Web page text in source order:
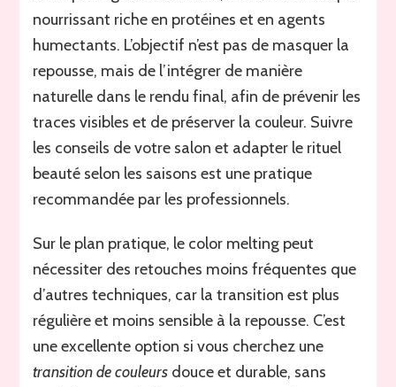
nourrissant riche en protéines et en agents
humectants. L’objectif n’est pas de masquer la
repousse, mais de l’intégrer de manière
naturelle dans le rendu final, afin de prévenir les
traces visibles et de préserver la couleur. Suivre
les conseils de votre salon et adapter le rituel
beauté selon les saisons est une pratique
recommandée par les professionnels.
Sur le plan pratique, le color melting peut
nécessiter des retouches moins fréquentes que
d’autres techniques, car la transition est plus
régulière et moins sensible à la repousse. C’est
une excellente option si vous cherchez une
transition de couleurs douce et durable, sans